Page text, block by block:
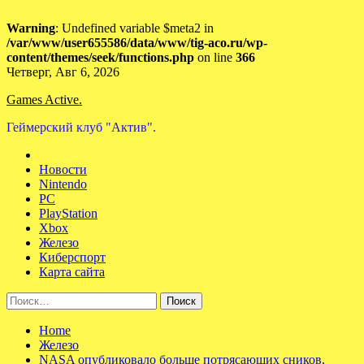
Warning: Undefined variable $meta2 in
/var/www/user655586/data/www/tig-aco.ru/wp-
content/themes/seek/functions.php on line 366
Skip
content
Четверг, Авг 6, 2026
Games Active.
Геймерский клуб "Актив".
Новости
Nintendo
PC
PlayStation
Xbox
Железо
Киберспорт
Карта сайта
Найти:
Home
Железо
NASA опубликовало больше потрясающих сников,